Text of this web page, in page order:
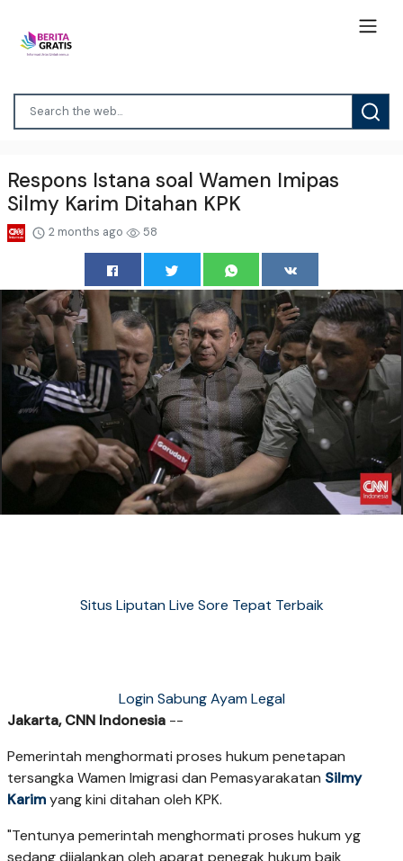
Respons Istana soal Wamen Imipas
Silmy Karim Ditahan KPK
2 months ago 58
Situs Liputan Live Sore Tepat Terbaik
Login Sabung Ayam Legal
Jakarta, CNN Indonesia --
Pemerintah menghormati proses hukum penetapan
tersangka Wamen Imigrasi dan Pemasyarakatan Silmy
Karimyang kini ditahan oleh KPK.
"Tentunya pemerintah menghormati proses hukum yg
sedang dijalankan oleh aparat penegak hukum baik